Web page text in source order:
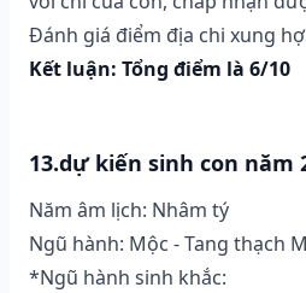
Đánh giá điểm địa chi xung
Kết luận: Tổng điểm là 6/10
13.dự kiến sinh con năm
Năm âm lịch: Nhâm tý
Ngũ hành: Mộc - Tang thạch
*Ngũ hành sinh khắc: